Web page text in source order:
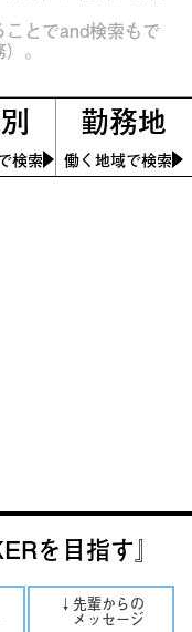
とでand検索もで
。
検索
勤務地
働く地域で検索
を目指す』
↓先輩からの
メッセージ